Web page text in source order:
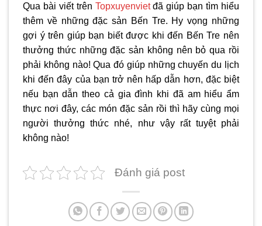
Qua bài viết trên Topxuyenvietđã giúp bạn tìm hiểu
thêm về những đặc sản Bến Tre. Hy vọng những
gợi ý trên giúp bạn biết được khi đến Bến Tre nên
thưởng thức những đặc sản không nên bỏ qua rồi
phải không nào! Qua đó giúp những chuyến du lịch
khi đến đây của bạn trở nên hấp dẫn hơn, đặc biệt
nếu bạn dẫn theo cả gia đình khi đã am hiểu ẩm
thực nơi đây, các món đặc sản rồi thì hãy cùng mọi
người thưởng thức nhé, như vậy rất tuyệt phải
không nào!
Đánh giá post